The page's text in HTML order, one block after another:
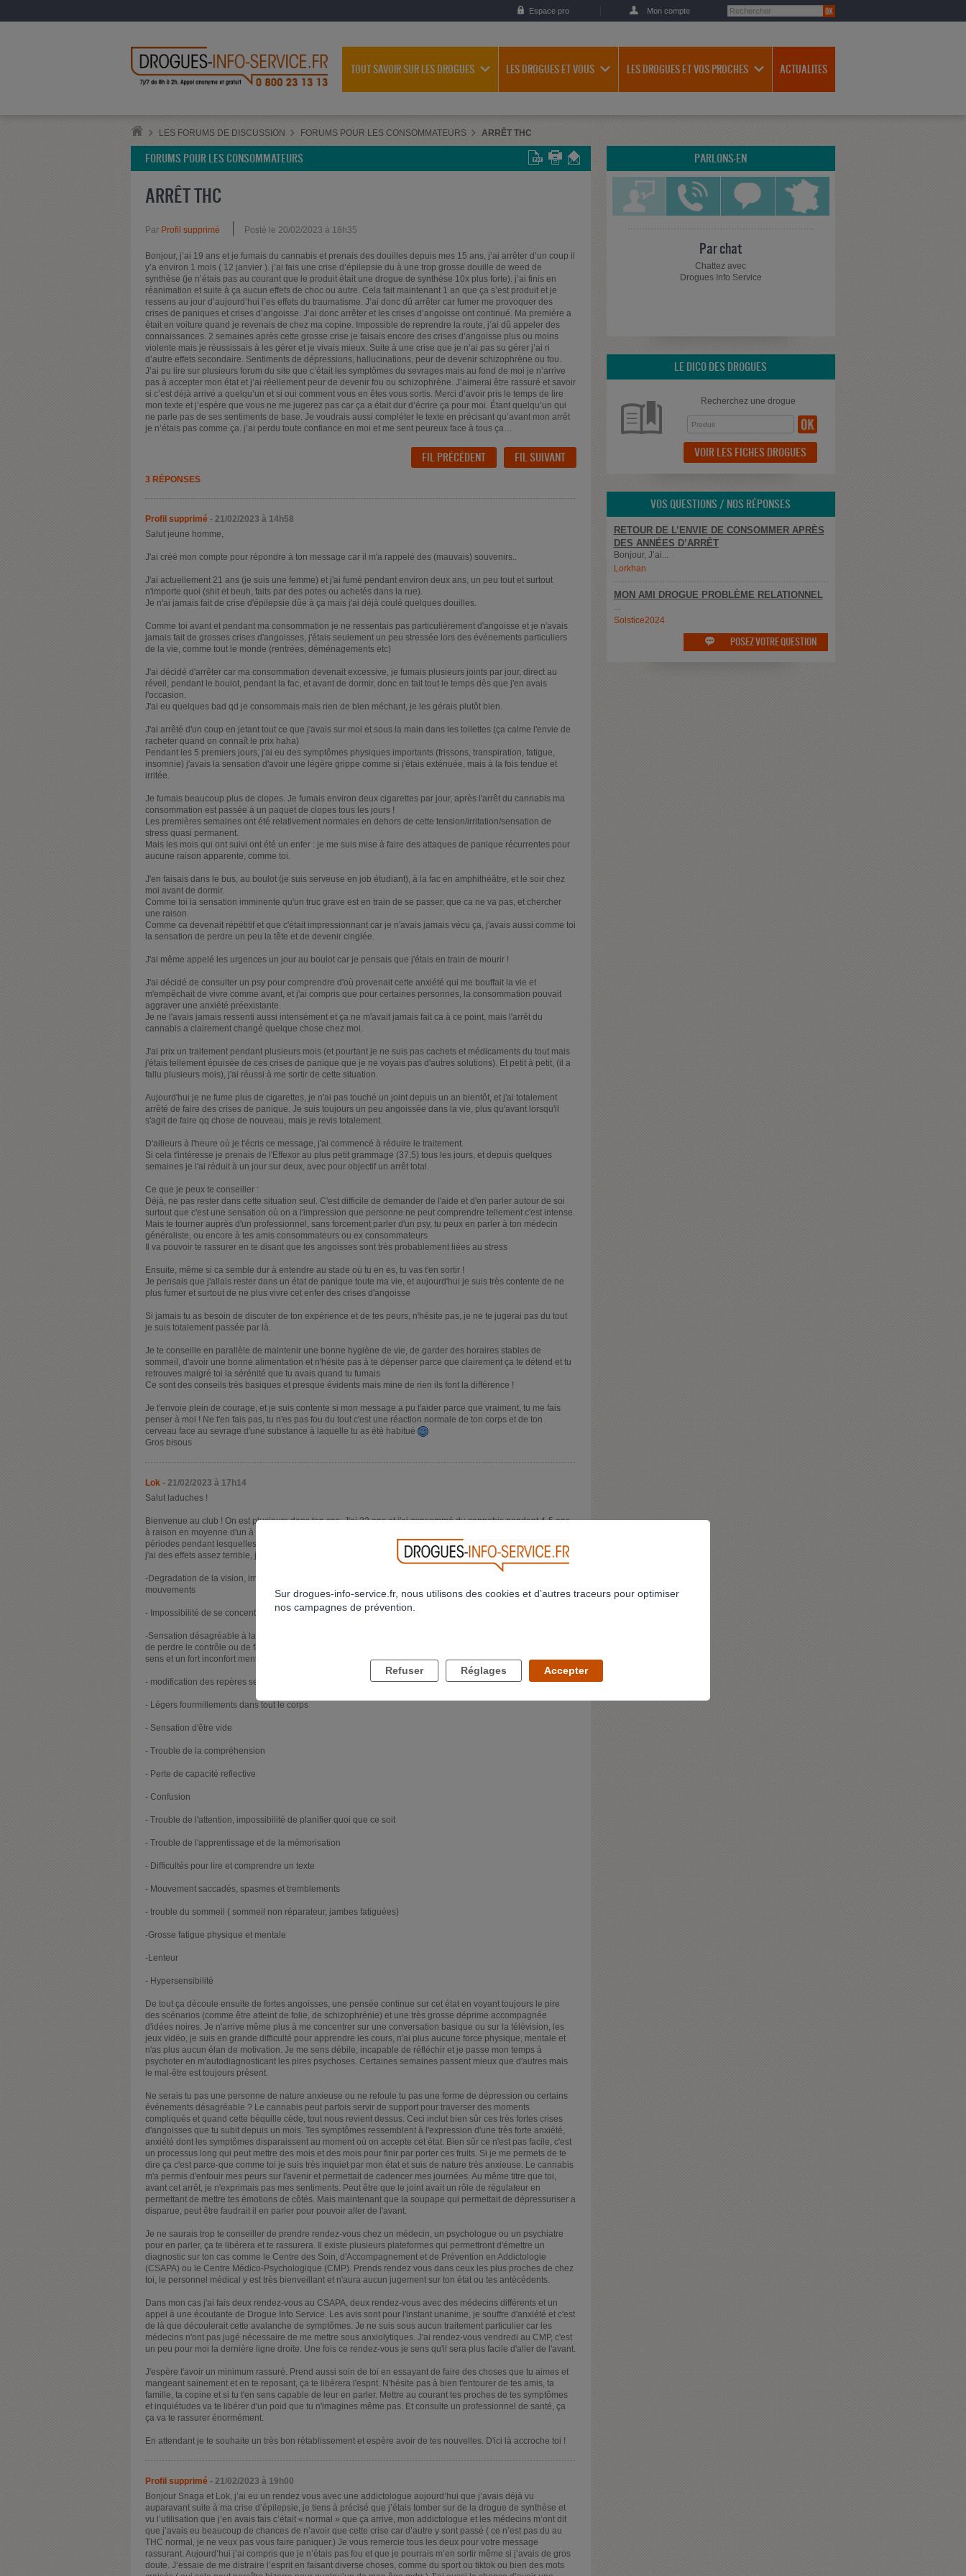
Espace pro Mon compte
TOUT SAVOIR SUR LES DROGUES LES DROGUES ET VOUS LES DROGUES ET VOS PROCHES ACTUALITES
LES FORUMS DE DISCUSSION FORUMS POUR LES CONSOMMATEURS ARRÊT THC
FORUMS POUR LES CONSOMMATEURS
ARRÊT THC
Par Profil supprimé Posté le 20/02/2023 à 18h35
Bonjour, j’ai 19 ans et je fumais du cannabis et prenais des douilles depuis mes 15 ans, j’ai arrêter d’un coup il
y’a environ 1 mois ( 12 janvier ). j’ai fais une crise d’épilepsie du à une trop grosse douille de weed de
synthèse (je n’étais pas au courant que le produit était une drogue de synthèse 10x plus forte). j’ai finis en
réanimation et suite à ça aucun effets de choc ou autre. Cela fait maintenant 1 an que ça s’est produit et je
ressens au jour d’aujourd’hui l’es effets du traumatisme. J’ai donc dû arrêter car fumer me provoquer des
crises de paniques et crises d’angoisse. J’ai donc arrêter et les crises d’angoisse ont continué. Ma première a
était en voiture quand je revenais de chez ma copine. Impossible de reprendre la route, j’ai dû appeler des
connaissances. 2 semaines après cette grosse crise je faisais encore des crises d’angoisse plus ou moins
violente mais je réussissais à les gérer et je vivais mieux. Suite à une crise que je n’ai pas su gérer j’ai ri
d’autre effets secondaire. Sentiments de dépressions, hallucinations, peur de devenir schizophrène ou fou.
J’ai pu lire sur plusieurs forum du site que c’était les symptômes du sevrages mais au fond de moi je n’arrive
pas à accepter mon état et j’ai réellement peur de devenir fou ou schizophrène. J’aimerai être rassuré et savoir
si c’est déjà arrivé a quelqu’un et si oui comment vous en êtes vous sortis. Merci d’avoir pris le temps de lire
mon texte et j’espère que vous ne me jugerez pas car ça a était dur d’écrire ça pour moi. Étant quelqu’un qui
ne parle pas de ses sentiments de base. Je voudrais aussi compléter le texte en précisant qu’avant mon arrêt
je n’étais pas comme ça. j’ai perdu toute confiance en moi et me sent peureux face à tous ça…
FIL PRÉCÉDENT FIL SUIVANT
3 RÉPONSES
Profil supprimé - 21/02/2023 à 14h58
Salut jeune homme,
J'ai créé mon compte pour répondre à ton message car il m'a rappelé des (mauvais) souvenirs..
J'ai actuellement 21 ans (je suis une femme) et j'ai fumé pendant environ deux ans, un peu tout et surtout
n'importe quoi (shit et beuh, faits par des potes ou achetés dans la rue).
Je n'ai jamais fait de crise d'épilepsie dûe à ça mais j'ai déjà coulé quelques douilles.
Comme toi avant et pendant ma consommation je ne ressentais pas particulièrement d'angoisse et je n'avais
jamais fait de grosses crises d'angoisses, j'étais seulement un peu stressée lors des événements particuliers
de la vie, comme tout le monde (rentrées, déménagements etc)
J'ai décidé d'arrêter car ma consommation devenait excessive, je fumais plusieurs joints par jour, direct au
réveil, pendant le boulot, pendant la fac, et avant de dormir, donc en fait tout le temps dès que j'en avais
l'occasion.
J'ai eu quelques bad qd je consommais mais rien de bien méchant, je les gérais plutôt bien.
J'ai arrêté d'un coup en jetant tout ce que j'avais sur moi et sous la main dans les toilettes (ça calme l'envie de
racheter quand on connaît le prix haha)
Pendant les 5 premiers jours, j'ai eu des symptômes physiques importants (frissons, transpiration, fatigue,
insomnie) j'avais la sensation d'avoir une légère grippe comme si j'étais exténuée, mais à la fois tendue et
irritée.
Je fumais beaucoup plus de clopes. Je fumais environ deux cigarettes par jour, après l'arrêt du cannabis ma
consommation est passée à un paquet de clopes tous les jours !
Les premières semaines ont été relativement normales en dehors de cette tension/irritation/sensation de
stress quasi permanent.
Mais les mois qui ont suivi ont été un enfer : je me suis mise à faire des attaques de panique récurrentes pour
aucune raison apparente, comme toi.
J'en faisais dans le bus, au boulot (je suis serveuse en job étudiant), à la fac en amphithéâtre, et le soir chez
moi avant de dormir.
Comme toi la sensation imminente qu'un truc grave est en train de se passer, que ca ne va pas, et chercher
une raison.
Comme ca devenait répétitif et que c'était impressionnant car je n'avais jamais vécu ça, j'avais aussi comme toi
la sensation de perdre un peu la tête et de devenir cinglée.
J'ai même appelé les urgences un jour au boulot car je pensais que j'étais en train de mourir !
J'ai décidé de consulter un psy pour comprendre d'où provenait cette anxiété qui me bouffait la vie et
m'empêchait de vivre comme avant, et j'ai compris que pour certaines personnes, la consommation pouvait
aggraver une anxiété préexistante.
Je ne l'avais jamais ressenti aussi intensément et ça ne m'avait jamais fait ca à ce point, mais l'arrêt du
cannabis a clairement changé quelque chose chez moi.
J'ai prix un traitement pendant plusieurs mois (et pourtant je ne suis pas cachets et médicaments du tout mais
j'étais tellement épuisée de ces crises de panique que je ne voyais pas d'autres solutions). Et petit à petit, (il a
fallu plusieurs mois), j'ai réussi à me sortir de cette situation.
Aujourd'hui je ne fume plus de cigarettes, je n'ai pas touché un joint depuis un an bientôt, et j'ai totalement
arrêté de faire des crises de panique. Je suis toujours un peu angoissée dans la vie, plus qu'avant lorsqu'il
s'agit de faire qq chose de nouveau, mais je revis totalement.
D'ailleurs à l'heure où je t'écris ce message, j'ai commencé à réduire le traitement.
Si cela t'intéresse je prenais de l'Effexor au plus petit grammage (37,5) tous les jours, et depuis quelques
semaines je l'ai réduit à un jour sur deux, avec pour objectif un arrêt total.
Ce que je peux te conseiller :
Déjà, ne pas rester dans cette situation seul. C'est difficile de demander de l'aide et d'en parler autour de soi
surtout que c'est une sensation où on a l'impression que personne ne peut comprendre tellement c'est intense.
Mais te tourner auprès d'un professionnel, sans forcement parler d'un psy, tu peux en parler à ton médecin
généraliste, ou encore à tes amis consommateurs ou ex consommateurs
Il va pouvoir te rassurer en te disant que tes angoisses sont très probablement liées au stress
Ensuite, même si ca semble dur à entendre au stade où tu en es, tu vas t'en sortir !
Je pensais que j'allais rester dans un état de panique toute ma vie, et aujourd'hui je suis très contente de ne
plus fumer et surtout de ne plus vivre cet enfer des crises d'angoisse
Si jamais tu as besoin de discuter de ton expérience et de tes peurs, n'hésite pas, je ne te jugerai pas du tout
je suis totalement passée par là.
Je te conseille en parallèle de maintenir une bonne hygiène de vie, de garder des horaires stables de
sommeil, d'avoir une bonne alimentation et n'hésite pas à te dépenser parce que clairement ça te détend et tu
retrouves malgré toi la sérénité que tu avais quand tu fumais
Ce sont des conseils très basiques et presque évidents mais mine de rien ils font la différence !
Je t'envoie plein de courage, et je suis contente si mon message a pu t'aider parce que vraiment, tu me fais
penser à moi ! Ne t'en fais pas, tu n'es pas fou du tout c'est une réaction normale de ton corps et de ton
cerveau face au sevrage d'une substance à laquelle tu as été habitué
Gros bisous
Lok - 21/02/2023 à 17h14
Salut laduches !
Bienvenue au club ! On est plusieurs dans ton cas. J'ai 22 ans et j'ai consommé du cannabis pendant 4-5 ans
à raison en moyenne d'un à 2 joints avant d'aller dormir (avec certaines courte périodes avec plus et d'autres
périodes pendant lesquelles je ne fumais pas). Il y a 10 semaines j'ai stoppé ma consommation et maintenant
j'ai des effets assez terrible, je t'en fais une liste peut être te retrouveras tu dedans :
-Degradation de la vision, impression que ça tourne, que des zones localisés grossissent où on de légers
mouvements
- Impossibilité de se concentrer visuellement ou mentalement
-Sensation désagréable à la tête, à la jonction entre le crâne et la colonne vertébrale qui donne l'impression
de perdre le contrôle ou de faire un malaise (sensation entraînant également une forte dégradation de tout les
sens et un fort inconfort mental et physique)
- modification des repères sensoriels et sensation d'être ailleurs, comme dans un rêve
- Légers fourmillements dans tout le corps
- Sensation d'être vide
- Trouble de la compréhension
- Perte de capacité reflective
- Confusion
- Trouble de l'attention, impossibilité de planifier quoi que ce soit
- Trouble de l'apprentissage et de la mémorisation
- Difficultés pour lire et comprendre un texte
- Mouvement saccadés, spasmes et tremblements
- trouble du sommeil ( sommeil non réparateur, jambes fatiguées)
-Grosse fatigue physique et mentale
-Lenteur
- Hypersensibilité
De tout ça découle ensuite de fortes angoisses, une pensée continue sur cet état en voyant toujours le pire
des scénarios (comme être atteint de folie, de schizophrénie) et une très grosse déprime accompagnée
d'idées noires. Je n'arrive même plus à me concentrer sur une conversation basique ou sur la télévision, les
jeux vidéo, je suis en grande difficulté pour apprendre les cours, n'ai plus aucune force physique, mentale et
n'as plus aucun élan de motivation. Je me sens débile, incapable de réfléchir et je passe mon temps à
psychoter en m'autodiagnosticant les pires psychoses. Certaines semaines passent mieux que d'autres mais
le mal-être est toujours présent.
Ne serais tu pas une personne de nature anxieuse ou ne refoule tu pas une forme de dépression ou certains
événements désagréable ? Le cannabis peut parfois servir de support pour traverser des moments
compliqués et quand cette béquille cède, tout nous revient dessus. Ceci inclut bien sûr ces très fortes crises
d'angoisses que tu subit depuis un mois. Tes symptômes ressemblent à l'expression d'une très forte anxiété,
anxiété dont les symptômes disparaissent au moment où on accepte cet état. Bien sûr ce n'est pas facile, c'est
un processus long qui peut mettre des mois et des mois pour finir par porter ces fruits. Si je me permets de te
dire ça c'est parce-que comme toi je suis très inquiet par mon état et suis de nature très anxieuse. Le cannabis
m'a permis d'enfouir mes peurs sur l'avenir et permettait de cadencer mes journées. Au même titre que toi,
avant cet arrêt, je n'exprimais pas mes sentiments. Peut être que le joint avait un rôle de régulateur en
permettant de mettre tes émotions de côtés. Mais maintenant que la soupape qui permettait de dépressuriser a
disparue, peut être faudrait il en parler pour pouvoir aller de l'avant.
Je ne saurais trop te conseiller de prendre rendez-vous chez un médecin, un psychologue ou un psychiatre
pour en parler, ça te libérera et te rassurera. Il existe plusieurs plateformes qui permettront d'émettre un
diagnostic sur ton cas comme le Centre des Soin, d'Accompagnement et de Prévention en Addictologie
(CSAPA) ou le Centre Médico-Psychologique (CMP). Prends rendez vous dans ceux les plus proches de chez
toi, le personnel médical y est très bienveillant et n'aura aucun jugement sur ton état ou tes antécédents.
Dans mon cas j'ai fais deux rendez-vous au CSAPA, deux rendez-vous avec des médecins différents et un
appel à une écoutante de Drogue Info Service. Les avis sont pour l'instant unanime, je souffre d'anxiété et c'est
de là que découlerait cette avalanche de symptômes. Je ne suis sous aucun traitement particulier car les
médecins n'ont pas jugé nécessaire de me mettre sous anxiolytiques. J'ai rendez-vous vendredi au CMP, c'est
un peu pour moi la dernière ligne droite. Une fois ce rendez-vous je sens qu'il sera plus facile d'aller de l'avant.
J'espère t'avoir un minimum rassuré. Prend aussi soin de toi en essayant de faire des choses que tu aimes et
mangeant sainement et en te reposant, ça te libérera l'esprit. N'hésite pas à bien t'entourer de tes amis, ta
famille, ta copine et si tu t'en sens capable de leur en parler. Mettre au courant tes proches de tes symptômes
et inquiétudes va te libérer d'un poid que tu n'imagines même pas. Et consulte un professionnel de santé, ça
ça va te rassurer énormément.
En attendant je te souhaite un très bon rétablissement et espère avoir de tes nouvelles. D'ici là accroche toi !
Profil supprimé - 21/02/2023 à 19h00
Bonjour Snaga et Lok, j’ai eu un rendez vous avec une addictologue aujourd’hui que j’avais déjà vu
auparavant suite à ma crise d’épilepsie, je tiens à précisé que j’étais tomber sur de la drogue de synthèse et
vu l’utilisation que j’en avais fais c’était « normal » que ça arrive, mon addictologue et les médecins m’ont dit
que j’avais eu beaucoup de chances de n’avoir que cette crise car d’autre y sont passé ( ce n’est pas du au
THC normal, je ne veux pas vous faire paniquer.) Je vous remercie tous les deux pour votre message
rassurant. Aujourd’hui j’ai compris que je n’étais pas fou et que je pourrais m’en sortir même si j’avais de gros
doute. J’essaie de me distraire l’esprit en faisant diverse choses, comme du sport ou tiktok ou bien des mots
PARLONS-EN
Par chat
Chattez avec
Drogues Info Service
LE DICO DES DROGUES
Recherchez une drogue
VOIR LES FICHES DROGUES
VOS QUESTIONS / NOS RÉPONSES
RETOUR DE L’ENVIE DE CONSOMMER APRÈS
DES ANNÉES D’ARRÊT
Bonjour, J’ai...
Lorkhan
MON AMI DROGUE PROBLÈME RELATIONNEL
Solstice2024
 POSEZ VOTRE QUESTION
Sur drogues-info-service.fr, nous utilisons des cookies et d’autres traceurs pour optimiser
nos campagnes de prévention.
Refuser Réglages Accepter